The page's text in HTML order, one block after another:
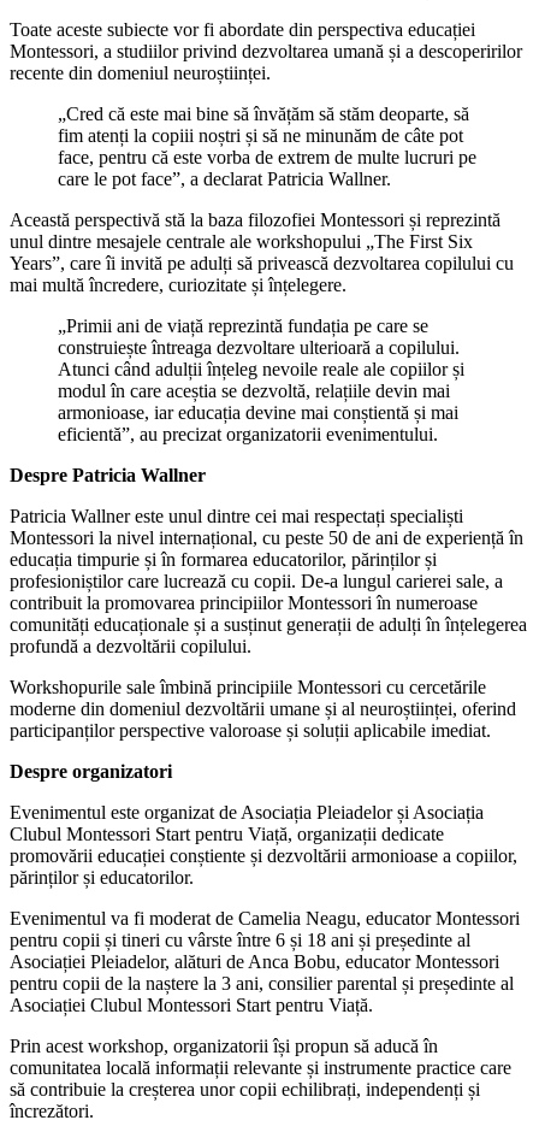
Toate aceste subiecte vor fi abordate din perspectiva educației
Montessori, a studiilor privind dezvoltarea umană și a descoperirilor
recente din domeniul neuroștiinței.
„Cred că este mai bine să învățăm să stăm deoparte, să
fim atenți la copiii noștri și să ne minunăm de câte pot
face, pentru că este vorba de extrem de multe lucruri pe
care le pot face”, a declarat Patricia Wallner.
Această perspectivă stă la baza filozofiei Montessori și reprezintă
unul dintre mesajele centrale ale workshopului „The First Six
Years”, care îi invită pe adulți să privească dezvoltarea copilului cu
mai multă încredere, curiozitate și înțelegere.
„Primii ani de viață reprezintă fundația pe care se
construiește întreaga dezvoltare ulterioară a copilului.
Atunci când adulții înțeleg nevoile reale ale copiilor și
modul în care aceștia se dezvoltă, relațiile devin mai
armonioase, iar educația devine mai conștientă și mai
eficientă”, au precizat organizatorii evenimentului.
Despre Patricia Wallner
Patricia Wallner este unul dintre cei mai respectați specialiști
Montessori la nivel internațional, cu peste 50 de ani de experiență în
educația timpurie și în formarea educatorilor, părinților și
profesioniștilor care lucrează cu copii. De-a lungul carierei sale, a
contribuit la promovarea principiilor Montessori în numeroase
comunități educaționale și a susținut generații de adulți în înțelegerea
profundă a dezvoltării copilului.
Workshopurile sale îmbină principiile Montessori cu cercetările
moderne din domeniul dezvoltării umane și al neuroștiinței, oferind
participanților perspective valoroase și soluții aplicabile imediat.
Despre organizatori
Evenimentul este organizat de Asociația Pleiadelor și Asociația
Clubul Montessori Start pentru Viață, organizații dedicate
promovării educației conștiente și dezvoltării armonioase a copiilor,
părinților și educatorilor.
Evenimentul va fi moderat de Camelia Neagu, educator Montessori
pentru copii și tineri cu vârste între 6 și 18 ani și președinte al
Asociației Pleiadelor, alături de Anca Bobu, educator Montessori
pentru copii de la naștere la 3 ani, consilier parental și președinte al
Asociației Clubul Montessori Start pentru Viață.
Prin acest workshop, organizatorii își propun să aducă în
comunitatea locală informații relevante și instrumente practice care
să contribuie la creșterea unor copii echilibrați, independenți și
încrezători.